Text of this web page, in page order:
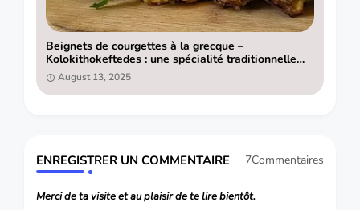
Beignets de courgettes à la grecque –
Kolokithokeftedes : une spécialité traditionnelle
pleine de saveurs
August 13, 2025
ENREGISTRER UN COMMENTAIRE 7Commentaires
Merci de ta visite et au plaisir de te lire bientôt.